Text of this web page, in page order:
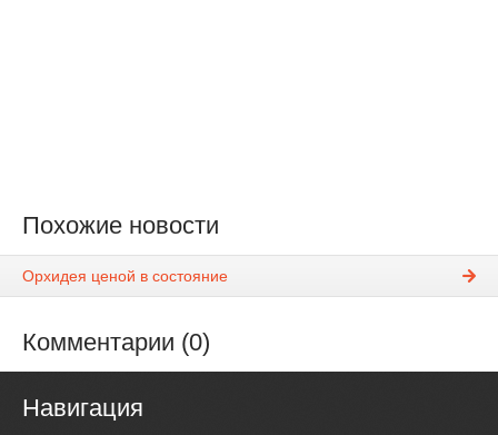
Похожие новости
Орхидея ценой в состояние
Комментарии (0)
Навигация